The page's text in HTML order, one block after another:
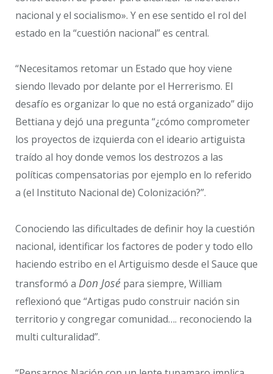
nacional y el socialismo». Y en ese sentido el rol del
estado en la “cuestión nacional” es central.
“Necesitamos retomar un Estado que hoy viene
siendo llevado por delante por el Herrerismo. El
desafío es organizar lo que no está organizado” dijo
Bettiana y dejó una pregunta “¿cómo comprometer
los proyectos de izquierda con el ideario artiguista
traído al hoy donde vemos los destrozos a las
políticas compensatorias por ejemplo en lo referido
a (el Instituto Nacional de) Colonización?”.
Conociendo las dificultades de definir hoy la cuestión
nacional, identificar los factores de poder y todo ello
haciendo estribo en el Artiguismo desde el Sauce que
transformó a Don José para siempre, William
reflexionó que “Artigas pudo construir nación sin
territorio y congregar comunidad…. reconociendo la
multi culturalidad”.